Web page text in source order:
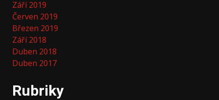
Září 2019
Červen 2019
Březen 2019
Září 2018
Duben 2018
Duben 2017
Rubriky